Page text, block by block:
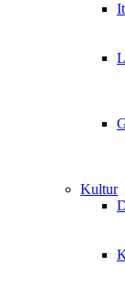
Kultur